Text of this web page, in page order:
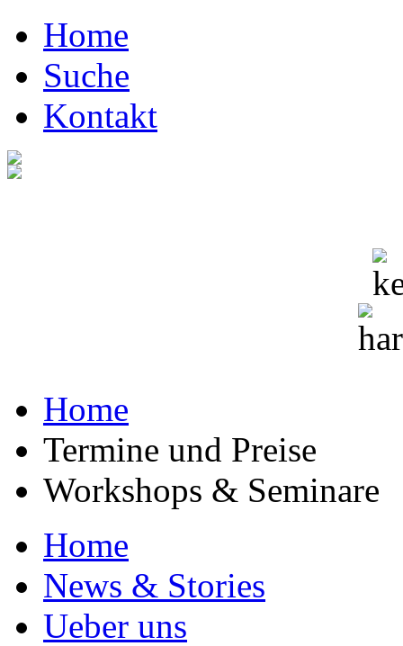
Home
Suche
Kontakt
Home
Termine und Preise
Workshops & Seminare
Home
News & Stories
Ueber uns